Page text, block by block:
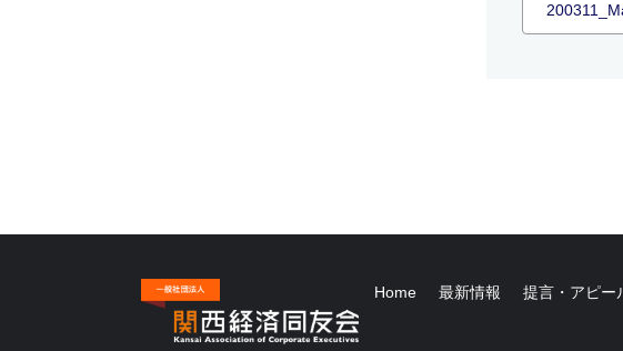
Home 最新情報 提言・アピー